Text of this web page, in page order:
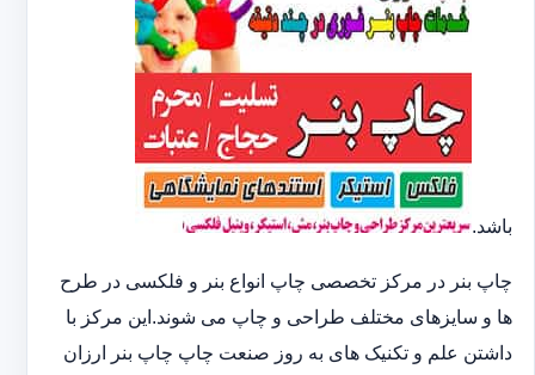
باشد.
چاپ بنر در مرکز تخصصی چاپ انواع بنر و فلکسی در طرح
ها و سایزهای مختلف طراحی و چاپ می شوند.این مرکز با
داشتن علم و تکنیک های به روز صنعت چاپ چاپ بنر ارزان